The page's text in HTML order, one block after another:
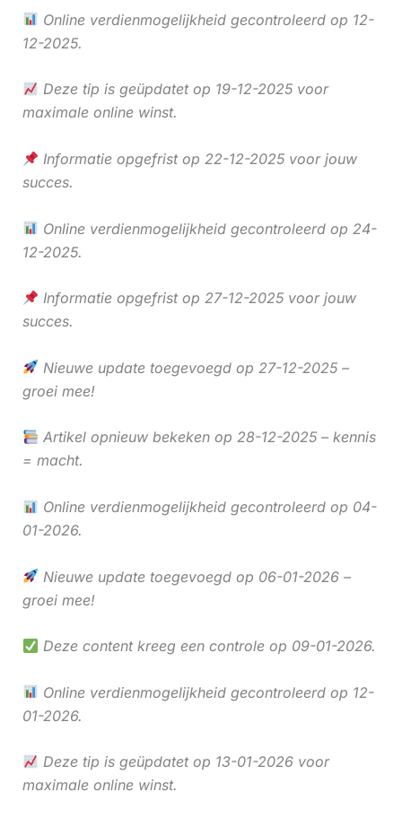
Online verdienmogelijkheid gecontroleerd op 12-
12-2025.
Deze tip is geüpdatet op 19-12-2025 voor
maximale online winst.
Informatie opgefrist op 22-12-2025 voor jouw
succes.
Online verdienmogelijkheid gecontroleerd op 24-
12-2025.
Informatie opgefrist op 27-12-2025 voor jouw
succes.
Nieuwe update toegevoegd op 27-12-2025 –
groei mee!
Artikel opnieuw bekeken op 28-12-2025 – kennis
= macht.
Online verdienmogelijkheid gecontroleerd op 04-
01-2026.
Nieuwe update toegevoegd op 06-01-2026 –
groei mee!
Deze content kreeg een controle op 09-01-2026.
Online verdienmogelijkheid gecontroleerd op 12-
01-2026.
Deze tip is geüpdatet op 13-01-2026 voor
maximale online winst.